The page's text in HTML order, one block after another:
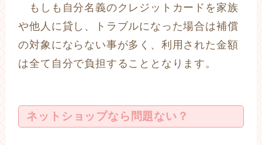
もしも自分名義のクレジットカードを家族
や他人に貸し、トラブルになった場合は補償
の対象にならない事が多く、利用された金額
は全て自分で負担することとなります。
ネットショップなら問題ない？